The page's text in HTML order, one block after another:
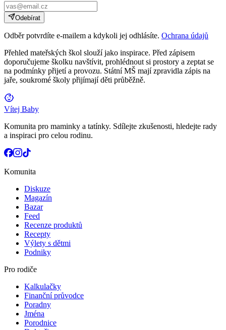
Odebírat
Odběr potvrdíte e-mailem a kdykoli jej odhlásíte. Ochrana údajů
Přehled mateřských škol slouží jako inspirace. Před zápisem
doporučujeme školku navštívit, prohlédnout si prostory a zeptat se
na podmínky přijetí a provozu. Státní MŠ mají zpravidla zápis na
jaře, soukromé školy přijímají děti průběžně.
Vítej Baby
Komunita pro maminky a tatínky. Sdílejte zkušenosti, hledejte rady
a inspiraci pro celou rodinu.
Komunita
Diskuze
Magazín
Bazar
Feed
Recenze produktů
Recepty
Výlety s dětmi
Podniky
Pro rodiče
Kalkulačky
Finanční průvodce
Poradny
Jména
Porodnice